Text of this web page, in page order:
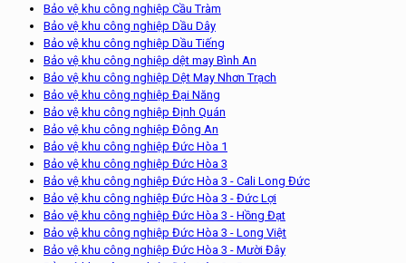
Bảo vệ khu công nghiệp Cầu Tràm
Bảo vệ khu công nghiệp Dầu Dây
Bảo vệ khu công nghiệp Dầu Tiếng
Bảo vệ khu công nghiệp dệt may Bình An
Bảo vệ khu công nghiệp Dệt May Nhơn Trạch
Bảo vệ khu công nghiệp Đại Năng
Bảo vệ khu công nghiệp Định Quán
Bảo vệ khu công nghiệp Đông An
Bảo vệ khu công nghiệp Đức Hòa 1
Bảo vệ khu công nghiệp Đức Hòa 3
Bảo vệ khu công nghiệp Đức Hòa 3 - Cali Long Đức
Bảo vệ khu công nghiệp Đức Hòa 3 - Đức Lợi
Bảo vệ khu công nghiệp Đức Hòa 3 - Hồng Đạt
Bảo vệ khu công nghiệp Đức Hòa 3 - Long Việt
Bảo vệ khu công nghiệp Đức Hòa 3 - Mười Đây